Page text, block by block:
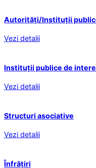
Autorități/Instituții
Vezi detalii
Instituții publice de
Vezi detalii
Structuri asociative
Vezi detalii
Înfrățiri